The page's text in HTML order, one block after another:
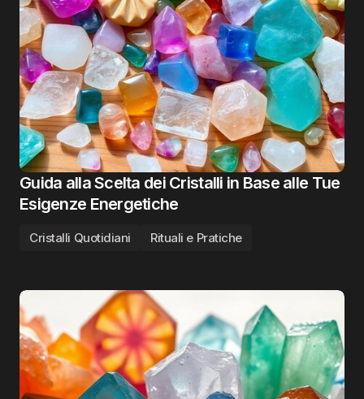
Guida alla Scelta dei Cristalli in Base alle Tue
Esigenze Energetiche
Cristalli Quotidiani Rituali e Pratiche